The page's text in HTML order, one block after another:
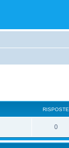
RISPOSTE
0